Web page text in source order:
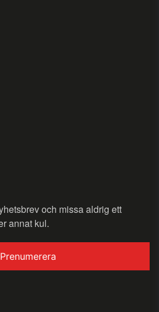
och missa aldrig ett
annat kul.
Prenumerera